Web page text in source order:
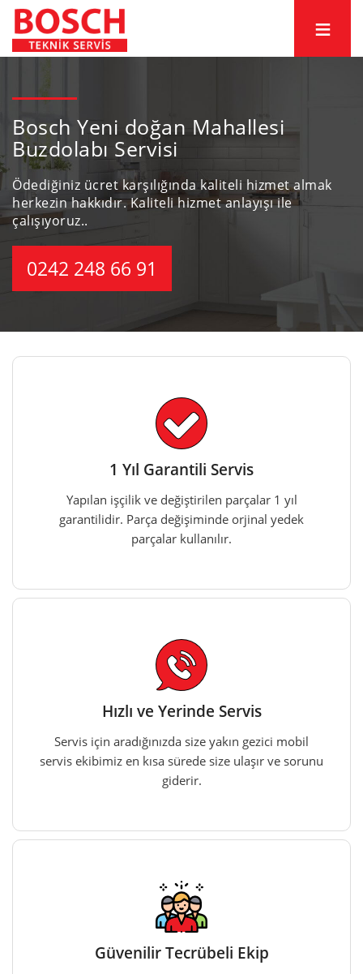
Bosch Yeni doğan Mahallesi
Buzdolabı Servisi
Ödediğiniz ücret karşılığında kaliteli hizmet almak
herkezin hakkıdır.Kaliteli hizmet anlayışı ile
çalışıyoruz..
0242 248 66 91
1 Yıl Garantili Servis
Yapılan işçilik ve değiştirilen parçalar 1 yıl
garantilidir. Parça değişiminde orjinal yedek
parçalar kullanılır.
Hızlı ve Yerinde Servis
Servis için aradığınızda size yakın gezici mobil
servis ekibimiz en kısa sürede size ulaşır ve sorunu
giderir.
Güvenilir Tecrübeli Ekip